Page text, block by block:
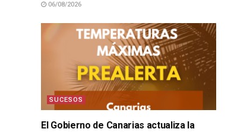
06/08/2026
SUCESOS
El Gobierno de Canarias actualiza la